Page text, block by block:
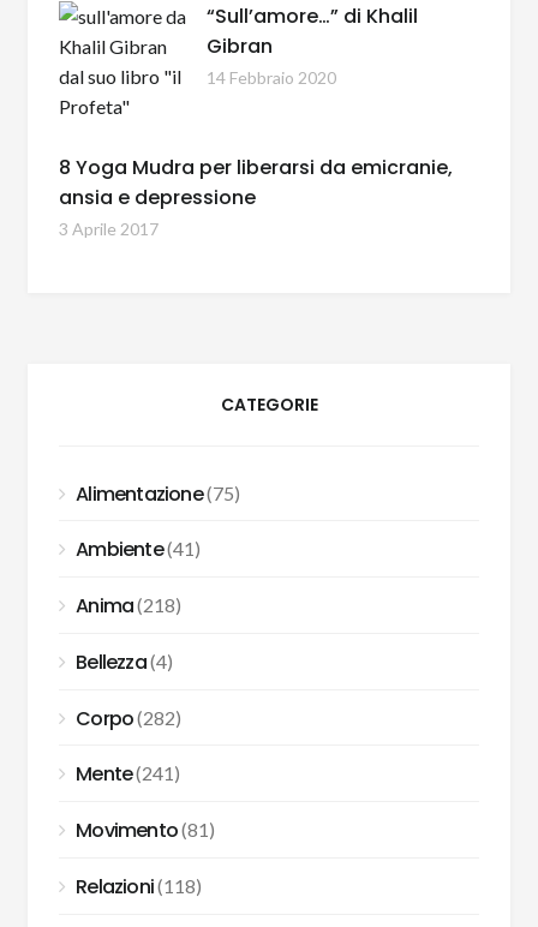
“Sull’amore…” di Khalil
Gibran
14 Febbraio 2020
8 Yoga Mudra per liberarsi da emicranie,
ansia e depressione
3 Aprile 2017
CATEGORIE
Alimentazione(75)
Ambiente(41)
Anima(218)
Bellezza(4)
Corpo(282)
Mente(241)
Movimento(81)
Relazioni(118)